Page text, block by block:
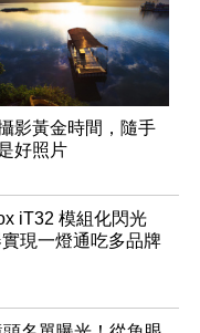
影黃金時間，隨手
好照片
iT32 模組化閃光
現一燈通吃多品牌